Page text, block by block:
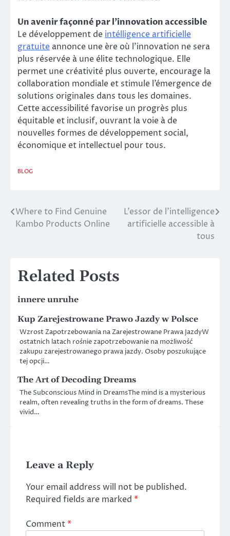
Un avenir façonné par l’innovation accessible
Le développement deintélligence artificielle
gratuite annonce une ère où l’innovation ne sera
plus réservée à une élite technologique. Elle
permet une créativité plus ouverte, encourage la
collaboration mondiale et stimule l’émergence de
solutions originales dans tous les domaines.
Cette accessibilité favorise un progrès plus
équitable et inclusif, ouvrant la voie à de
nouvelles formes de développement social,
économique et intellectuel pour tous.
BLOG
Post
Where to Find Genuine
Kambo Products Online
L’essor de l’intelligence
artificielle accessible à
tous
Related Posts
innere unruhe
Kup Zarejestrowane Prawo Jazdy w Polsce
Wzrost Zapotrzebowania na Zarejestrowane Prawa JazdyW
ostatnich latach rośnie zapotrzebowanie na możliwość
zakupu zarejestrowanego prawa jazdy. Osoby poszukujące
tej opcji…
The Art of Decoding Dreams
The Subconscious Mind in DreamsThe mind is a mysterious
realm, often revealing truths in the form of dreams. These
vivid…
Leave a Reply
Your email address will not be published.
Required fields are marked *
Comment*